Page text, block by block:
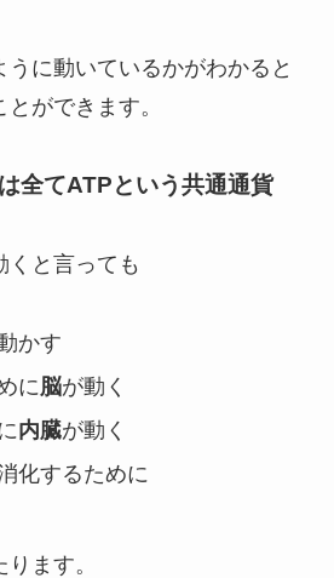
うに動いているかがわかると
ができます。
全てATPという共通通貨
くと言っても
かす
に 脳が動く
内臓が動く
化するために
ます。